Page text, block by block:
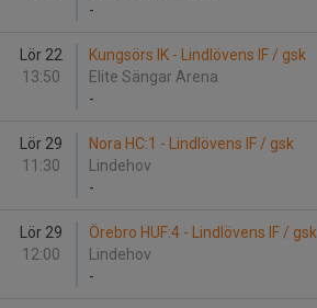
-
Lör 22
13:50
Kungsörs IK - Lindlövens IF / gsk
Elite Sängar Arena
-
Lör 29
11:30
Nora HC:1 - Lindlövens IF / gsk
Lindehov
-
Lör 29
12:00
Örebro HUF:4 - Lindlövens IF / gsk
Lindehov
-